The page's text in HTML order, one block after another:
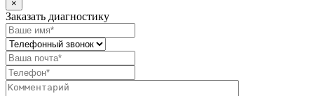
×
Заказать диагностику